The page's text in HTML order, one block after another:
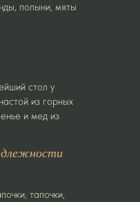
полыни, мяты
стол у
из горных
и мед из
тапочки,